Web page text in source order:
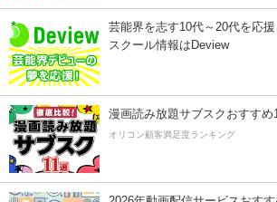
芸能界を志す10代～20代を応
スクール情報はDeview
漫画読み放題サブスクおすすめ
オリコン顧客満足度ランキング